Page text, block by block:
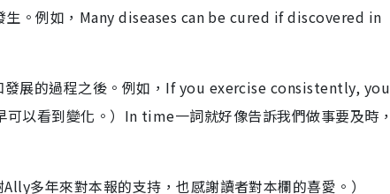
。例如，Many diseases can be cured if discovered in
展的過程之後。例如，If you exercise consistently, you
以看到變化。）In time一詞就好像告訴我們做事要及時，
多年來對本報的支持，也感謝讀者對本欄的喜愛。）